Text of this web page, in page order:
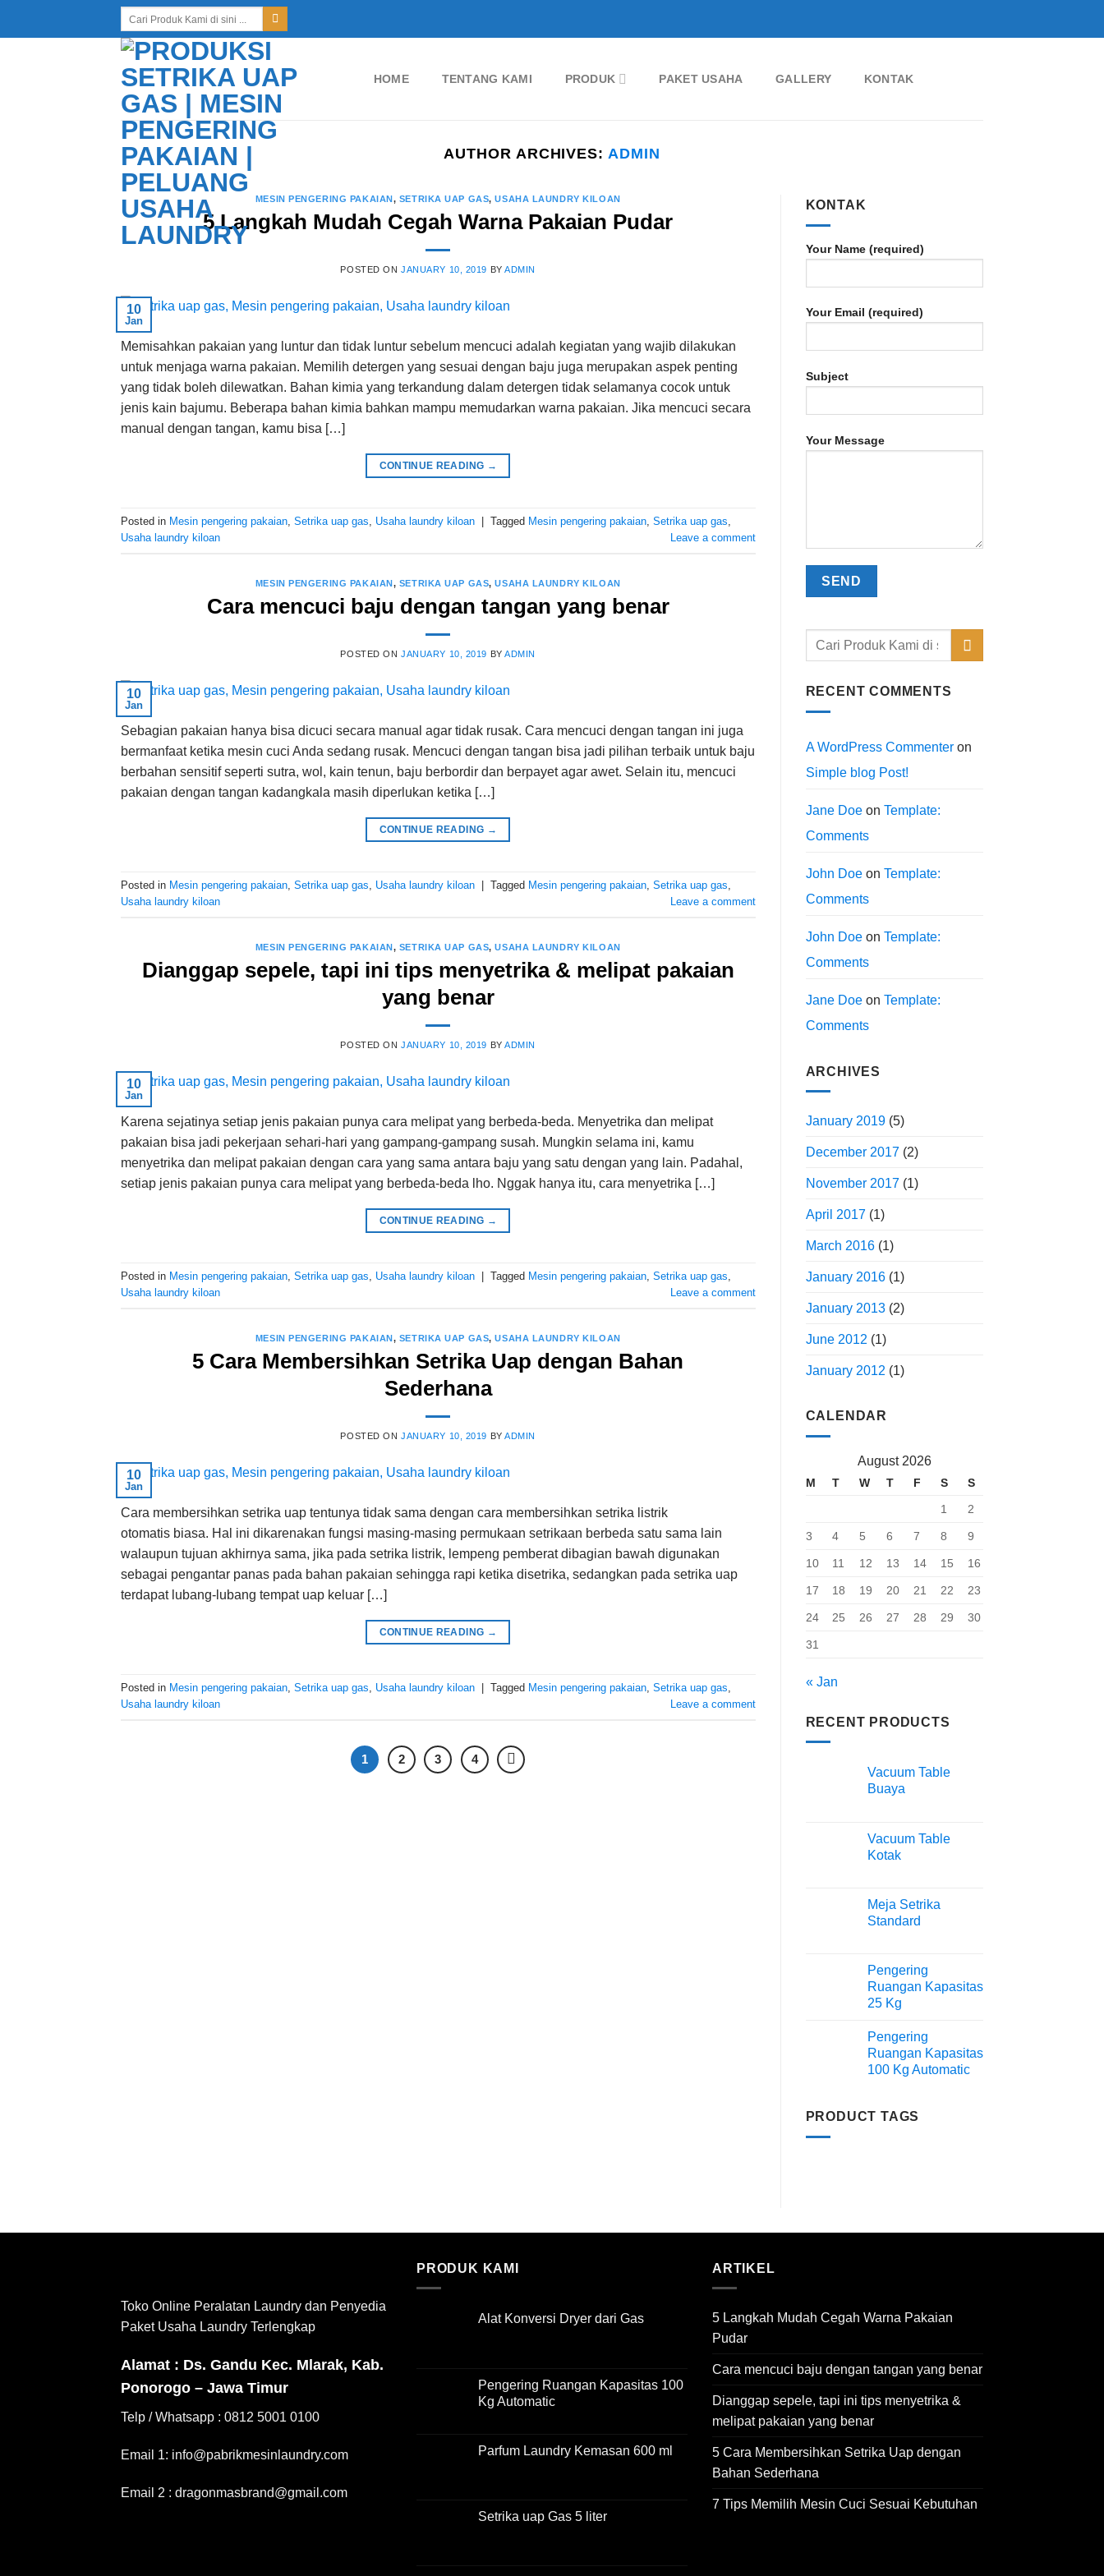
HOME TENTANG KAMI PRODUK PAKET USAHA GALLERY KONTAK
AUTHOR ARCHIVES: ADMIN
MESIN PENGERING PAKAIAN, SETRIKA UAP GAS,USAHA LAUNDRY KILOAN
5 Langkah Mudah Cegah Warna Pakaian Pudar
POSTED ONJANUARY 10, 2019 BYADMIN
10
Jan
Memisahkan pakaian yang luntur dan tidak luntur sebelum mencuci adalah kegiatan yang wajib dilakukan
untuk menjaga warna pakaian. Memilih detergen yang sesuai dengan baju juga merupakan aspek penting
yang tidak boleh dilewatkan. Bahan kimia yang terkandung dalam detergen tidak selamanya cocok untuk
jenis kain bajumu. Beberapa bahan kimia bahkan mampu memudarkan warna pakaian. Jika mencuci secara
manual dengan tangan, kamu bisa […]
CONTINUE READING →
Posted in Mesin pengering pakaian, Setrika uap gas, Usaha laundry kiloan Tagged Mesin pengering pakaian, Setrika uap gas,
Usaha laundry kiloan
Leave a comment
MESIN PENGERING PAKAIAN, SETRIKA UAP GAS,USAHA LAUNDRY KILOAN
Cara mencuci baju dengan tangan yang benar
POSTED ONJANUARY 10, 2019 BYADMIN
10
Jan
Sebagian pakaian hanya bisa dicuci secara manual agar tidak rusak. Cara mencuci dengan tangan ini juga
bermanfaat ketika mesin cuci Anda sedang rusak. Mencuci dengan tangan bisa jadi pilihan terbaik untuk baju
berbahan sensitif seperti sutra, wol, kain tenun, baju berbordir dan berpayet agar awet. Selain itu, mencuci
pakaian dengan tangan kadangkala masih diperlukan ketika […]
CONTINUE READING →
Posted in Mesin pengering pakaian, Setrika uap gas, Usaha laundry kiloan Tagged Mesin pengering pakaian, Setrika uap gas,
Usaha laundry kiloan
Leave a comment
MESIN PENGERING PAKAIAN, SETRIKA UAP GAS,USAHA LAUNDRY KILOAN
Dianggap sepele, tapi ini tips menyetrika & melipat pakaian
yang benar
POSTED ONJANUARY 10, 2019 BYADMIN
10
Jan
Karena sejatinya setiap jenis pakaian punya cara melipat yang berbeda-beda. Menyetrika dan melipat
pakaian bisa jadi pekerjaan sehari-hari yang gampang-gampang susah. Mungkin selama ini, kamu
menyetrika dan melipat pakaian dengan cara yang sama antara baju yang satu dengan yang lain. Padahal,
setiap jenis pakaian punya cara melipat yang berbeda-beda lho. Nggak hanya itu, cara menyetrika […]
CONTINUE READING →
Posted in Mesin pengering pakaian, Setrika uap gas, Usaha laundry kiloan Tagged Mesin pengering pakaian, Setrika uap gas,
Usaha laundry kiloan
Leave a comment
MESIN PENGERING PAKAIAN, SETRIKA UAP GAS,USAHA LAUNDRY KILOAN
5 Cara Membersihkan Setrika Uap dengan Bahan
Sederhana
POSTED ONJANUARY 10, 2019 BYADMIN
10
Jan
Cara membersihkan setrika uap tentunya tidak sama dengan cara membersihkan setrika listrik
otomatis biasa. Hal ini dikarenakan fungsi masing-masing permukaan setrikaan berbeda satu sama lain
walaupun tujuan akhirnya sama, jika pada setrika listrik, lempeng pemberat dibagian bawah digunakan
sebagai pengantar panas pada bahan pakaian sehingga rapi ketika disetrika, sedangkan pada setrika uap
terdapat lubang-lubang tempat uap keluar […]
CONTINUE READING →
Posted in Mesin pengering pakaian, Setrika uap gas, Usaha laundry kiloan Tagged Mesin pengering pakaian, Setrika uap gas,
Usaha laundry kiloan
Leave a comment
1 2 3 4
KONTAK
Your Name (required)
Your Email (required)
Subject
Your Message
RECENT COMMENTS
A WordPress Commenteron
Simple blog Post!
Jane Doeon Template:
Comments
John Doeon Template:
Comments
John Doeon Template:
Comments
Jane Doeon Template:
Comments
ARCHIVES
January 2019(5)
December 2017(2)
November 2017(1)
April 2017(1)
March 2016(1)
January 2016(1)
January 2013(2)
June 2012 (1)
January 2012 (1)
CALENDAR
August 2026
M T W T F S
S
1
2
3 4 5 6 7 8 9
10 11 12 13 14 15 16
17 18 19 20 21 22 23
24 25 26 27 28 29 30
31
« Jan
RECENT PRODUCTS
Vacuum Table
Buaya
Vacuum Table
Kotak
Meja Setrika
Standard
Pengering
Ruangan Kapasitas
25 Kg
Pengering
Ruangan Kapasitas
100 Kg Automatic
PRODUCT TAGS
Toko Online Peralatan Laundry dan Penyedia
Paket Usaha Laundry Terlengkap
Alamat : Ds. Gandu Kec. Mlarak, Kab.
Ponorogo – Jawa Timur
Telp / Whatsapp : 0812 5001 0100
Email 1: info@pabrikmesinlaundry.com
Email 2 : dragonmasbrand@gmail.com
PRODUK KAMI
Alat Konversi Dryer dari Gas
Pengering Ruangan Kapasitas 100
Kg Automatic
Parfum Laundry Kemasan 600 ml
Setrika uap Gas 5 liter
ARTIKEL
5 Langkah Mudah Cegah Warna Pakaian
Pudar
Cara mencuci baju dengan tangan yang benar
Dianggap sepele, tapi ini tips menyetrika &
melipat pakaian yang benar
5 Cara Membersihkan Setrika Uap dengan
Bahan Sederhana
7 Tips Memilih Mesin Cuci Sesuai Kebutuhan